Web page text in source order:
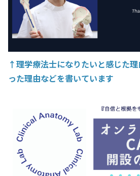
↑理学療法士になりたいと感じた
った理由などを書いています